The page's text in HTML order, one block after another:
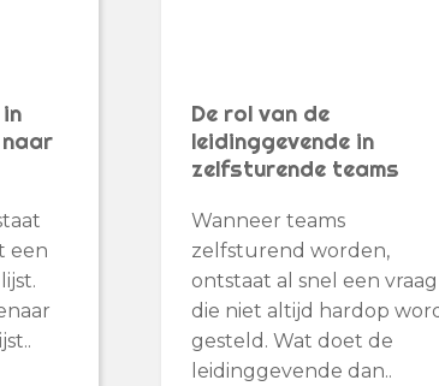
een
De rol van de
leidinggevende in
zelfsturende teams
Wanneer teams
zelfsturend worden,
ontstaat al snel een vraag
die niet altijd hardop
gesteld. Wat doet de
leidinggevende dan..